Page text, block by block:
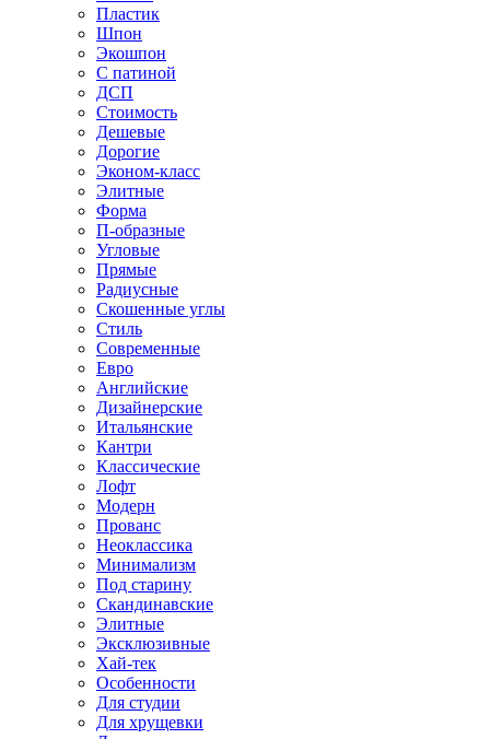
Пластик
Шпон
Экошпон
С патиной
ДСП
Стоимость
Дешевые
Дорогие
Эконом-класс
Элитные
Форма
П-образные
Угловые
Прямые
Радиусные
Скошенные углы
Стиль
Современные
Евро
Английские
Дизайнерские
Итальянские
Кантри
Классические
Лофт
Модерн
Прованс
Неоклассика
Минимализм
Под старину
Скандинавские
Элитные
Эксклюзивные
Хай-тек
Особенности
Для студии
Для хрущевки